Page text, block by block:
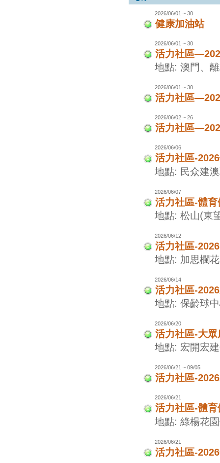
2026/06/01 ~ 30
健康加油站
2026/06/01 ~ 30
活力社區
地點: 澳門、
2026/06/01 ~ 30
活力社區
2026/06/02 ~ 26
活力社區
2026/06/06
活力社區-
地點: 民众建
2026/06/07
活力社區-體
地點: 松山(東
2026/06/12
活力社區-
地點: 加思欄
2026/06/14
活力社區-
地點: 保齡球
2026/06/20
活力社區-大眾
地點: 宏開宏
2026/06/21 ~ 09/05
活力社區-
2026/06/21
活力社區-體
地點: 綠楊花
2026/06/21
活力社區-